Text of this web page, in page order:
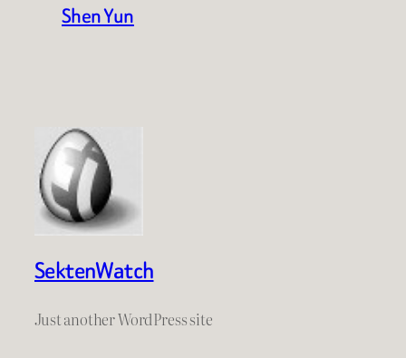
Shen Yun
SektenWatch
Just another WordPress site